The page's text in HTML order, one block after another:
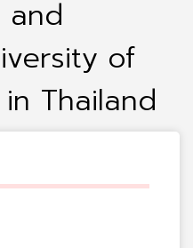
and
of
Thailand